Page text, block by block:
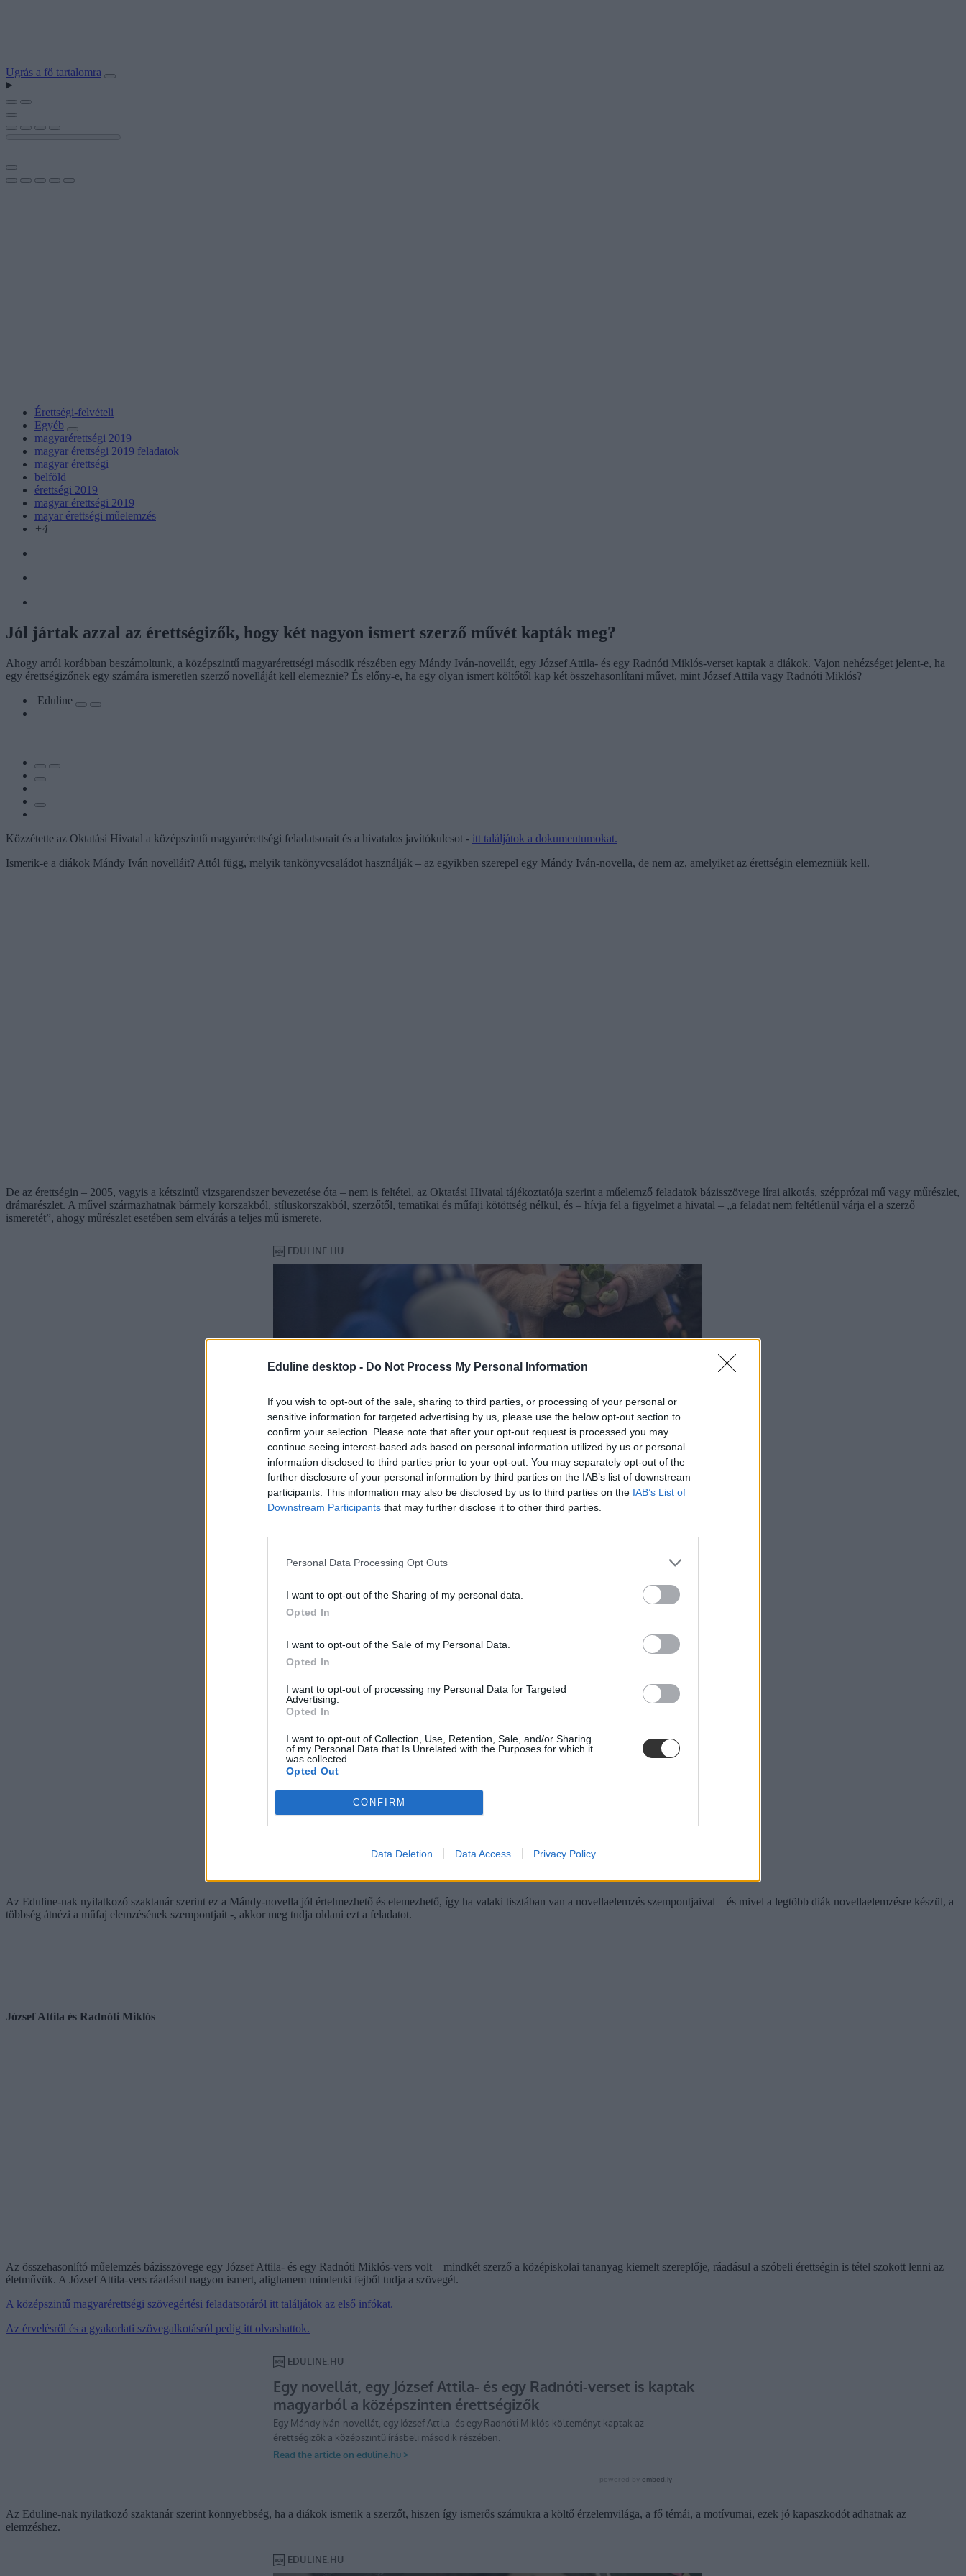
Eduline desktop - Do Not Process My Personal Information
If you wish to opt-out of the sale, sharing to third parties, or processing of your personal or
sensitive information for targeted advertising by us, please use the below opt-out section to
confirm your selection. Please note that after your opt-out request is processed you may
continue seeing interest-based ads based on personal information utilized by us or personal
information disclosed to third parties prior to your opt-out. You may separately opt-out of the
further disclosure of your personal information by third parties on the IAB’s list of downstream
participants. This information may also be disclosed by us to third parties on the IAB’s List of
Downstream Participants that may further disclose it to other third parties.
Personal Data Processing Opt Outs
I want to opt-out of the Sharing of my personal data.
Opted In
I want to opt-out of the Sale of my Personal Data.
Opted In
I want to opt-out of processing my Personal Data for Targeted
Advertising.
Opted In
I want to opt-out of Collection, Use, Retention, Sale, and/or Sharing
of my Personal Data that Is Unrelated with the Purposes for which it
was collected.
Opted Out
CONFIRM
Data Deletion Data Access Privacy Policy
Ugrás a fő tartalomra
Érettségi-felvételi
Egyéb
magyarérettségi 2019
magyar érettségi 2019 feladatok
magyar érettségi
belföld
érettségi 2019
magyar érettségi 2019
mayar érettségi műelemzés
+4
Jól jártak azzal az érettségizők, hogy két nagyon ismert szerző művét kapták meg?
Ahogy arról korábban beszámoltunk, a középszintű magyarérettségi második részében egy Mándy Iván-novellát, egy József Attila- és egy Radnóti Miklós-verset kaptak a diákok. Vajon nehézséget jelent-e, ha
egy érettségizőnek egy számára ismeretlen szerző novelláját kell elemeznie? És előny-e, ha egy olyan ismert költőtől kap két összehasonlítani művet, mint József Attila vagy Radnóti Miklós?
Eduline
Közzétette az Oktatási Hivatal a középszintű magyarérettségi feladatsorait és a hivatalos javítókulcsot - itt találjátok a dokumentumokat.
Ismerik-e a diákok Mándy Iván novelláit? Attól függ, melyik tankönyvcsaládot használják – az egyikben szerepel egy Mándy Iván-novella, de nem az, amelyiket az érettségin elemezniük kell.
De az érettségin – 2005, vagyis a kétszintű vizsgarendszer bevezetése óta – nem is feltétel, az Oktatási Hivatal tájékoztatója szerint a műelemző feladatok bázisszövege lírai alkotás, szépprózai mű vagy műrészlet,
drámarészlet. A művel származhatnak bármely korszakból, stíluskorszakból, szerzőtől, tematikai és műfaji kötöttség nélkül, és – hívja fel a figyelmet a hivatal – „a feladat nem feltétlenül várja el a szerző
ismeretét”, ahogy műrészlet esetében sem elvárás a teljes mű ismerete.
Az Eduline-nak nyilatkozó szaktanár szerint ez a Mándy-novella jól értelmezhető és elemezhető, így ha valaki tisztában van a novellaelemzés szempontjaival – és mivel a legtöbb diák novellaelemzésre készül, a
többség átnézi a műfaj elemzésének szempontjait -, akkor meg tudja oldani ezt a feladatot.
József Attila és Radnóti Miklós
Az összehasonlító műelemzés bázisszövege egy József Attila- és egy Radnóti Miklós-vers volt – mindkét szerző a középiskolai tananyag kiemelt szereplője, ráadásul a szóbeli érettségin is tétel szokott lenni az
életművük. A József Attila-vers ráadásul nagyon ismert, alighanem mindenki fejből tudja a szövegét.
A középszintű magyarérettségi szövegértési feladatsoráról itt találjátok az első infókat.
Az érvelésről és a gyakorlati szövegalkotásról pedig itt olvashattok.
Az Eduline-nak nyilatkozó szaktanár szerint könnyebbség, ha a diákok ismerik a szerzőt, hiszen így ismerős számukra a költő érzelemvilága, a fő témái, a motívumai, ezek jó kapaszkodót adhatnak az
elemzéshez.